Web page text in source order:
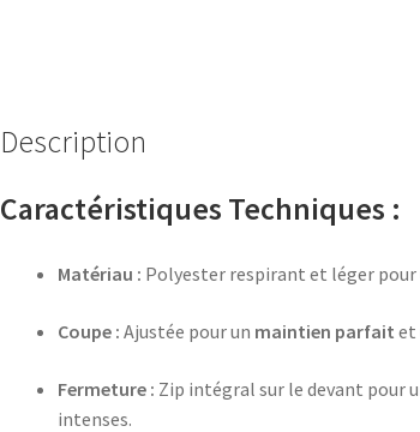
Description
Caractéristiques Techniques :
Matériau : Polyester respirant et léger pour
Coupe : Ajustée pour un maintien parfait et
Fermeture : Zip intégral sur le devant pour
intenses.